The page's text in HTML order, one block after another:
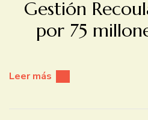
Gestión
por 75
Leer más